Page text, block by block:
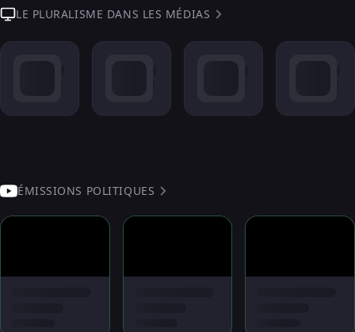
LE PLURALISME DANS LES MÉDIAS
ÉMISSIONS POLITIQUES